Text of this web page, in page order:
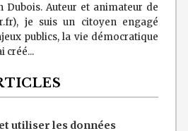
Dubois. Auteur et animateur de
je suis un citoyen engagé
publics, la vie démocratique
créé...
utiliser les données